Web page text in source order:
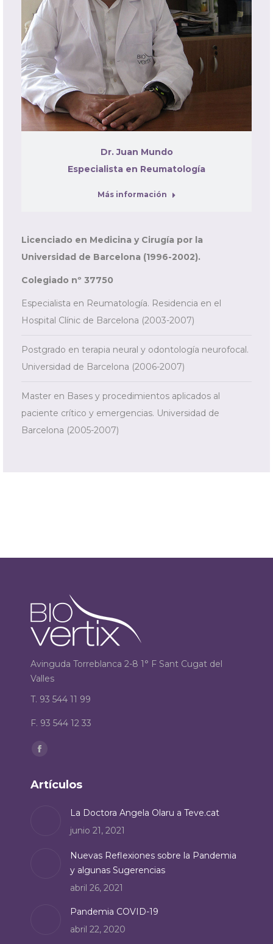
Dr. Juan Mundo
Especialista en Reumatología
Más información
Licenciado en Medicina y Cirugía por la
Universidad de Barcelona (1996-2002).
Colegiado nº 37750
Especialista en Reumatología. Residencia en el
Hospital Clínic de Barcelona (2003-2007)
Postgrado en terapia neural y odontología neurofocal.
Universidad de Barcelona (2006-2007)
Master en Bases y procedimientos aplicados al
paciente crítico y emergencias. Universidad de
Barcelona (2005-2007)
Avinguda Torreblanca 2-8 1° F Sant Cugat del
Valles
T. 93 544 11 99
F. 93 544 12 33
Encuéntranos en:
opens
window
Artículos
La Doctora Angela Olaru a Teve.cat
junio 21, 2021
Nuevas Reflexiones sobre la Pandemia
y algunas Sugerencias
abril 26, 2021
Pandemia COVID-19
abril 22, 2020